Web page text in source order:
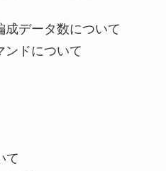
データ数について
ンドについて
て